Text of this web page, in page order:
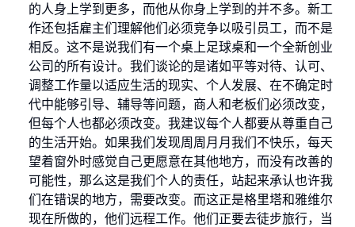
的人身上学到更多，而他从你身上学到的并不多。新工
作还包括雇主们理解他们必须竞争以吸引员工，而不是
相反。这不是说我们有一个桌上足球桌和一个全新创业
公司的所有设计。我们谈论的是诸如平等对待、认可、
调整工作量以适应生活的现实、个人发展、在不确定时
代中能够引导、辅导等问题，商人和老板们必须改变，
但每个人也都必须改变。我建议每个人都要从尊重自己
的生活开始。如果我们发现周周月月我们不快乐，每天
望着窗外时感觉自己更愿意在其他地方，而没有改善的
可能性，那么这是我们个人的责任，站起来承认也许我
们在错误的地方，需要改变。而这正是格里塔和雅维尔
现在所做的，他们远程工作。他们正要去徒步旅行，当